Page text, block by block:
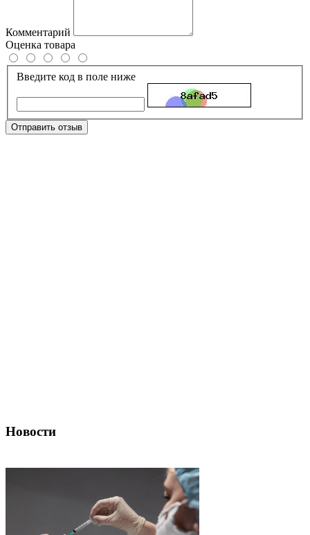
Комментарий
Оценка товара
Введите код в поле ниже
Отправить отзыв
Новости